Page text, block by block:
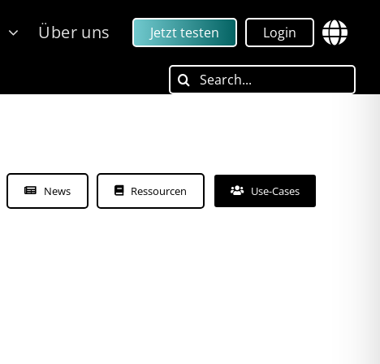
Über uns Jetzt testen Login
Search
for:
News Ressourcen Use-Cases